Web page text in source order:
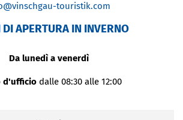
touristik.com
APERTURA IN INVERNO
Da lunedì a venerdì
d'ufficio dalle 08:30 alle 12:00